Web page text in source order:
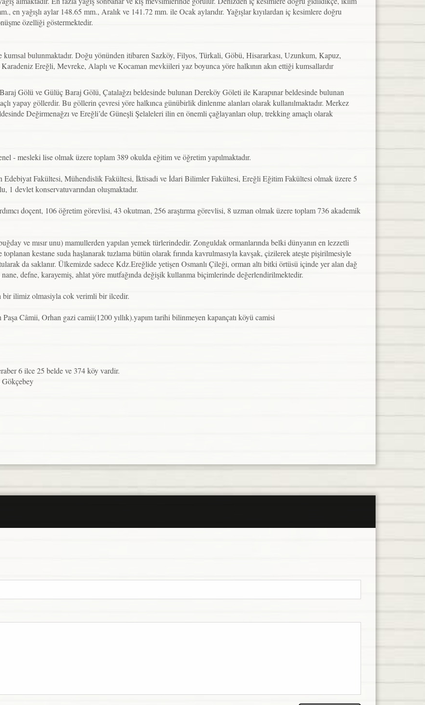
en yağışlı aylar 148.65 mm., Aralık ve 141.72 mm. ile Ocak aylarıdır. Yağışlar kıyılardan iç kesimlere doğru
özelliği göstermektedir.
kumsal bulunmaktadır. Doğu yönünden itibaren Sazköy, Filyos, Türkali, Göbü, Hisararkası, Uzunkum, Kapuz,
Ereğli, Mevreke, Alaplı ve Kocaman mevkiileri yaz boyunca yöre halkının akın ettiği kumsallardır
Gölü ve Gülüç Baraj Gölü, Çatalağzı beldesinde bulunan Dereköy Göleti ile Karapınar beldesinde bulunan
yapay göllerdir. Bu göllerin çevresi yöre halkınca günübirlik dinlenme alanları olarak kullanılmaktadır. Merkez
Değirmenağzı ve Ereğli’de Güneşli Şelaleleri ilin en önemli çağlayanları olup, trekking amaçlı olarak
- mesleki lise olmak üzere toplam 389 okulda eğitim ve öğretim yapılmaktadır.
Edebiyat Fakültesi, Mühendislik Fakültesi, İktisadi ve İdari Bilimler Fakültesi, Ereğli Eğitim Fakültesi olmak üzere 5
1 devlet konservatuvarından oluşmaktadır.
doçent, 106 öğretim görevlisi, 43 okutman, 256 araştırma görevlisi, 8 uzman olmak üzere toplam 736 akademik
ve mısır unu) mamullerden yapılan yemek türlerindedir. Zonguldak ormanlarında belki dünyanın en lezzetli
kestane suda haşlanarak tuzlama bütün olarak fırında kavrulmasıyla kavşak, çizilerek ateşte pişirilmesiyle
da saklanır. Ülkemizde sadece Kdz.Ereğlide yetişen Osmanlı Çileği, orman altı bitki örtüsü içinde yer alan dağ
defne, karayemiş, ahlat yöre mutfağında değişik kullanma biçimlerinde değerlendirilmektedir.
bir ilimiz olmasiyla cok verimli bir ilcedir.
Câmii, Orhan gazi camii(1200 yıllık).yapım tarihi bilinmeyen kapançatı köyü camisi
6 ilce 25 belde ve 374 köy vardir.